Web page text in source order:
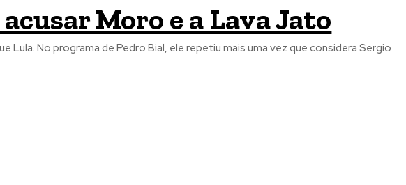
Moro e a Lava Jato
considera Sergio